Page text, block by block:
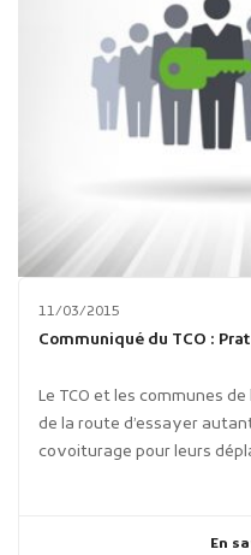
11/03/2015
Communiqué du TCO :
Le TCO et les communes
de la route d’essayer
covoiturage pour leurs
En